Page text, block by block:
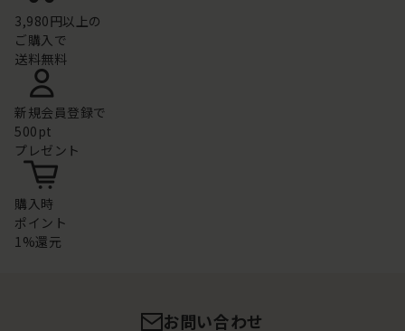
3,980円以上の
ご購入で
送料無料
新規会員登録で
500pt
プレゼント
購入時
ポイント
1%還元
お問い合わせ